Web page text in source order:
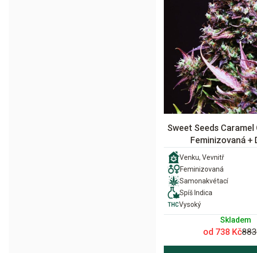
Sweet Seeds
Feminizovaná +
Venku, Vevnitř
Feminizovaná
Samonakvétací
Spíš Indica
Vysoký
Skladem
od 738 Kč